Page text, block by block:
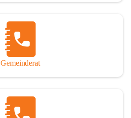
Gemeinderat